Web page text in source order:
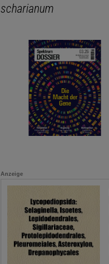
scharianum
Anzeige